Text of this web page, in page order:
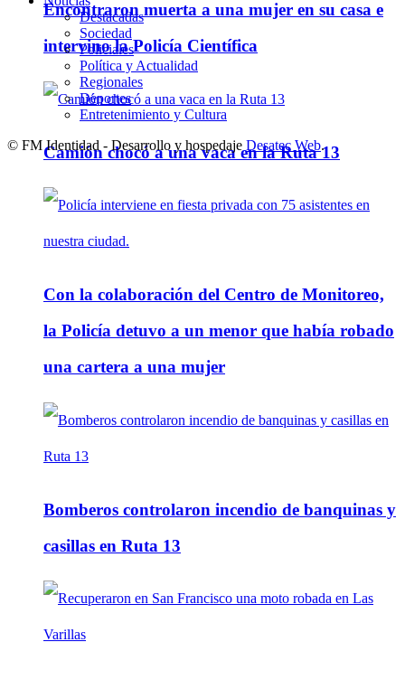
Encontraron muerta a una mujer en su casa e
intervino la Policía Científica
Camión chocó a una vaca en la Ruta 13
Con la colaboración del Centro de Monitoreo,
la Policía detuvo a un menor que había robado
una cartera a una mujer
Bomberos controlaron incendio de banquinas y
casillas en Ruta 13
Destacadas
Sociedad
Policiales
Política y Actualidad
Regionales
Deportes
Entretenimiento y Cultura
© FM Identidad - Desarrollo y hospedaje Desatec Web.